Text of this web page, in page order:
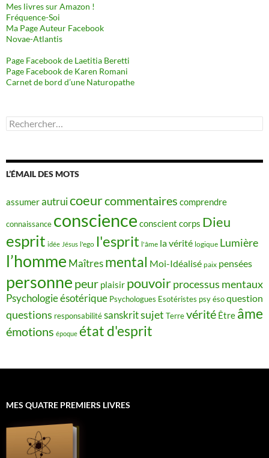
Mes livres sur Amazon !
Fréquence-Soi
Ma Page Auteur Facebook
Novae-Atlantis
Page Facebook de Laetitia Beretti
Page Facebook de Karen Romani
Carnet de bord d’une Naturopathe
Rechercher :
L’ÉMAIL DES MOTS
assumerautruicoeurcommentaires comprendre
connaissance conscience conscient corps Dieu
esprit idée Jésus l'ego l'esprit l'âme la vérité logique Lumière
l’homme Maîtres mental Moi-Idéalisé paix pensées
personne peur plaisir pouvoirprocessus mentaux
Psychologie ésotérique Psychologues Esotéristes psy ésoquestion
questions responsabilitésanskritsujet Terrevérité Être âme
émotions époque état d'esprit
MES QUATRE PREMIERS LIVRES